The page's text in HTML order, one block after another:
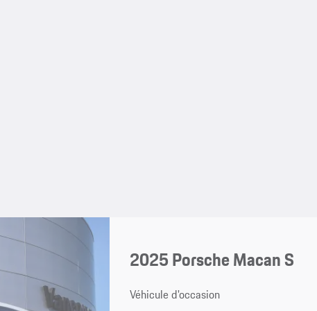
2025 Porsche Macan S
Véhicule d'occasion